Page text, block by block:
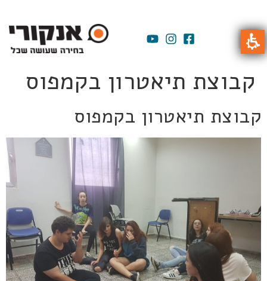
קבוצת תיאטרון בקמפוס
קבוצת תיאטרון בקמפוס